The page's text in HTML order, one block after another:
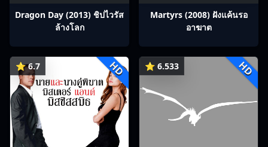
Dragon Day (2013) ชิปไวรัส
ล้างโลก
Martyrs (2008) ฝังแค้นรอ
อาฆาต
⭐ 6.7 HD ⭐ 6.533 HD